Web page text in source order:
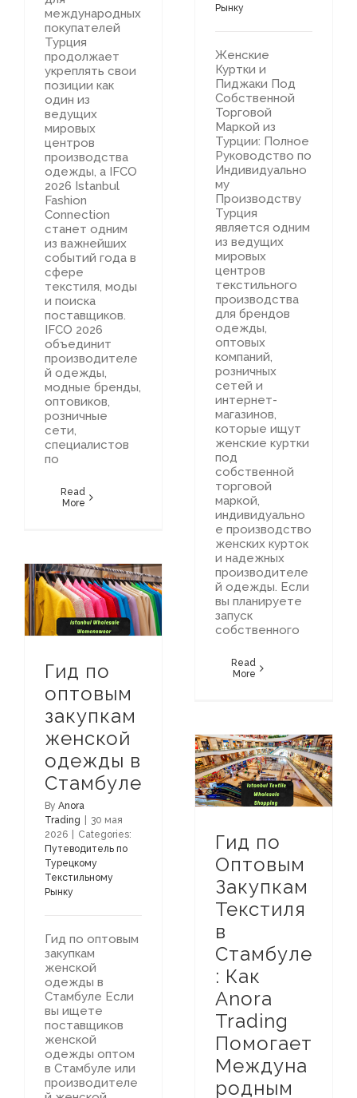
Рынку
Женские
Куртки и
Пиджаки Под
Собственной
Торговой
Маркой из
Турции: Полное
Руководство по
Индивидуально
му
Производству
Турция
является одним
из ведущих
мировых
центров
текстильного
производства
для брендов
одежды,
оптовых
компаний,
розничных
сетей и
интернет-
магазинов,
которые ищут
женские куртки
под
собственной
торговой
маркой,
индивидуально
е производство
женских курток
и надежных
производителе
й одежды. Если
вы планируете
запуск
собственного
Read
More
международных
покупателей
Турция
продолжает
укреплять свои
позиции как
один из
ведущих
мировых
центров
производства
одежды, а IFCO
2026 Istanbul
Fashion
Connection
станет одним
из важнейших
событий года в
сфере
текстиля, моды
и поиска
поставщиков.
IFCO 2026
объединит
производителе
й одежды,
модные бренды,
оптовиков,
розничные
сети,
специалистов
по
Read
More
Гид по
оптовым
закупкам
женской
одежды в
Стамбуле
By Anora
Trading
30 мая
2026
Categories:
Путеводитель по
Турецкому
Текстильному
Рынку
Гид по оптовым
закупкам
женской
одежды в
Стамбуле Если
вы ищете
поставщиков
женской
одежды оптом
в Стамбуле или
производителе
Гид по
Оптовым
Закупкам
Текстиля
в
Стамбуле
: Как
Anora
Trading
Помогает
Междуна
родным